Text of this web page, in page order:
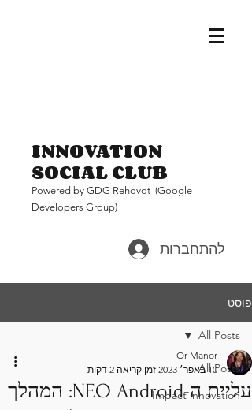
INNOVATION
SOCIAL CLUB
Powered by GDG Rehovot (Google
Developers Group)
להתחברות
פוסט
All Posts
Impact innovation
All Posts
עליית ה-NEO Android: המהלך
Or Manor
10 באפר׳ 2023
זמן קריאה 2 דקות